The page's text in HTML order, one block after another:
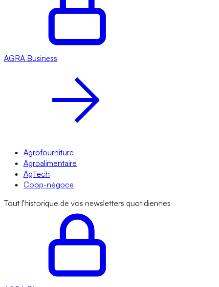
AGRA Business
Agrofourniture
Agroalimentaire
AgTech
Coop-négoce
Tout l'historique de vos newsletters quotidiennes